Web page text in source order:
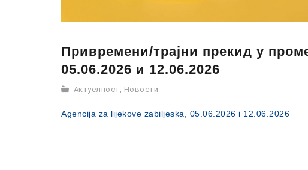
Привремени/трајни прекид у
05.06.2026 и 12.06.2026
Актуелност, Новости
Agencija za lijekove zabiljeska, 05.06.2026 i 12.06.2026